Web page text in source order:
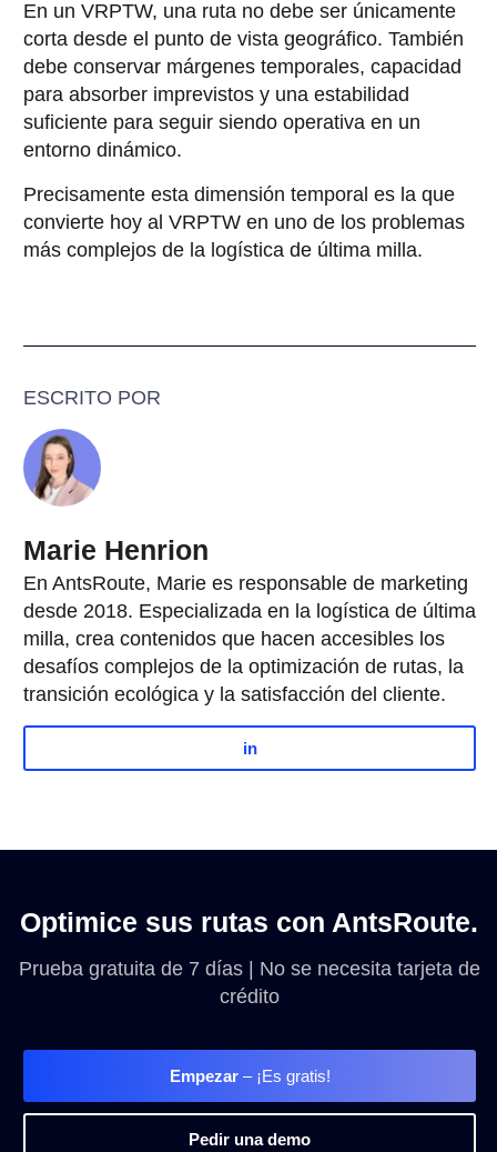
En un VRPTW, una ruta no debe ser únicamente
corta desde el punto de vista geográfico. También
debe conservar márgenes temporales, capacidad
para absorber imprevistos y una estabilidad
suficiente para seguir siendo operativa en un
entorno dinámico.
Precisamente esta dimensión temporal es la que
convierte hoy al VRPTW en uno de los problemas
más complejos de la logística de última milla.
ESCRITO POR
Marie Henrion
En AntsRoute, Marie es responsable de marketing
desde 2018. Especializada en la logística de última
milla, crea contenidos que hacen accesibles los
desafíos complejos de la optimización de rutas, la
transición ecológica y la satisfacción del cliente.
in
Optimice sus rutas con AntsRoute.
Prueba gratuita de 7 días | No se necesita tarjeta de
crédito
Empezar– ¡Es gratis!
Pedir una demo